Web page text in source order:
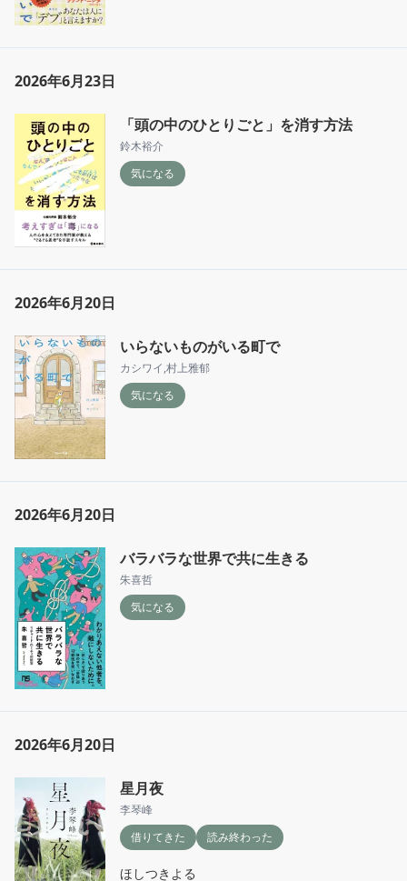
2026年6月23日
「頭の中のひとりごと」を消す方法
鈴木裕介
気になる
2026年6月20日
いらないものがいる町で
カシワイ,村上雅郁
気になる
2026年6月20日
バラバラな世界で共に生きる
朱喜哲
気になる
2026年6月20日
星月夜
李琴峰
借りてきた
読み終わった
ほしつきよる